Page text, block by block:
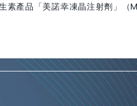
素產品「美諾幸凍晶注射劑」